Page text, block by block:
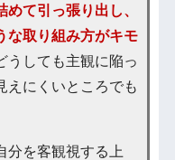
て引っ張り出し、
な取り組み方がキモ
うしても主観に陥っ
えにくいところでも
分を客観視する上